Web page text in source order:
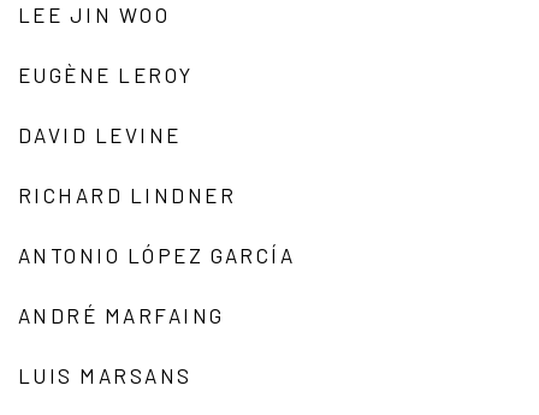
LEE JIN WOO
EUGÈNE LEROY
DAVID LEVINE
RICHARD LINDNER
ANTONIO LÓPEZ GARCÍA
ANDRÉ MARFAING
LUIS MARSANS